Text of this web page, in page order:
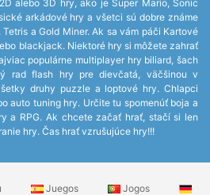
alebo 3D hry, ako je Super Mario, Sonic
arkádové hry a všetci sú dobre známe
a Gold Miner. Ak sa vám páči Kartové
blackjack. Niektoré hry si môžete zahrať
populárne multiplayer hry biliard, šach
rad flash hry pre dievčatá, väčšinou v
druhy puzzle a loptové hry. Chlapci
auto tuning hry. Určite tu spomenúť boja a
a RPG. Ak chcete začať hrať, stačí si len
hry. Čas hrať vzrušujúce hry!!!
Juegos
Jogos